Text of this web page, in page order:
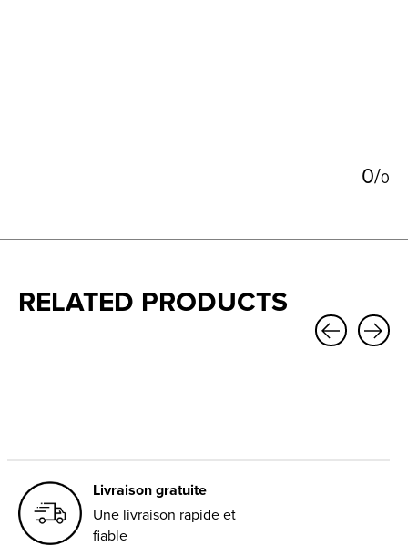
0/0
RELATED PRODUCTS
Livraison gratuite
Une livraison rapide et
fiable